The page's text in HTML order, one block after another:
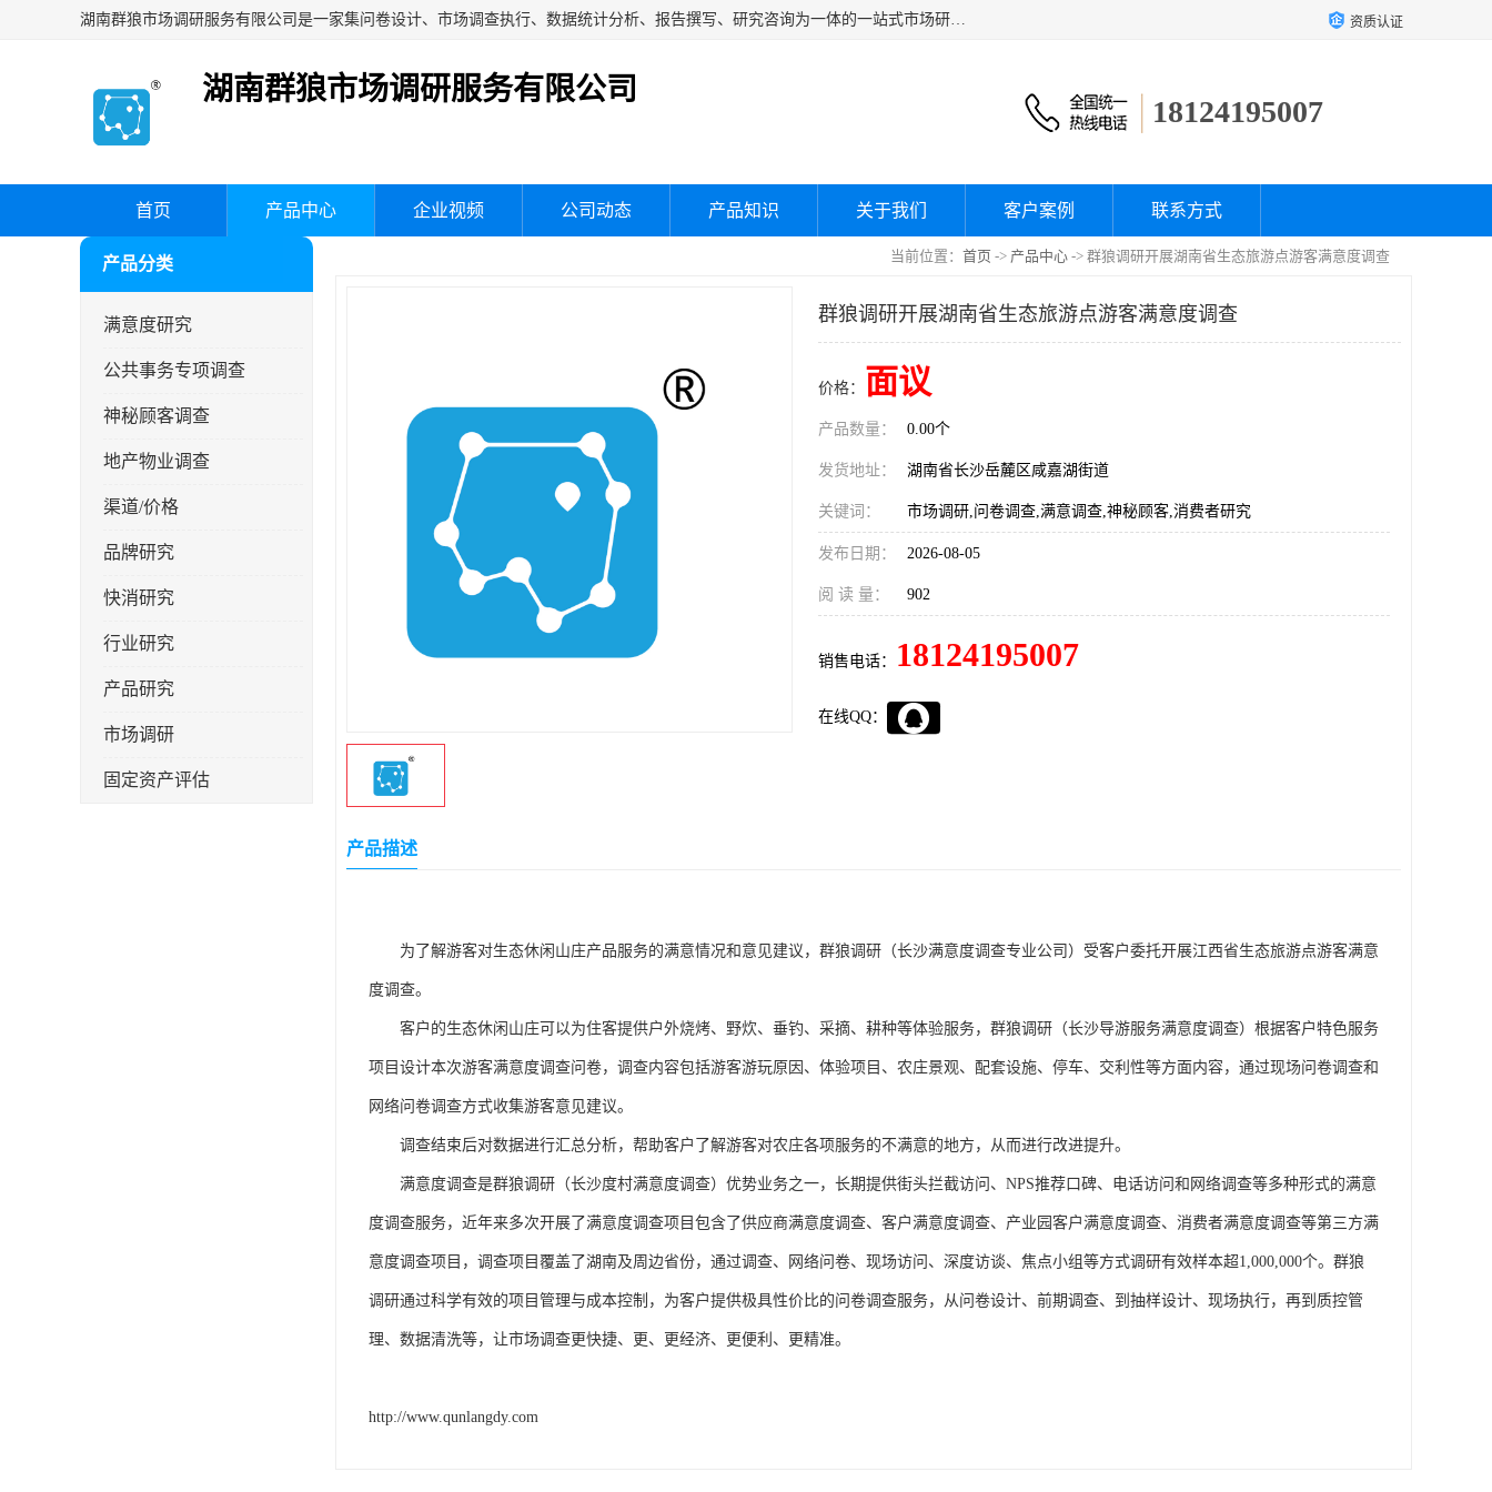
湖南群狼市场调研服务有限公司是一家集问卷设计、市场调查执行、数据统计分析、报告撰写、研究咨询为一体的一站式市场研究服务机构，主要服务：市场调研、三方评估、满意度研究、快消研究、地产物业调查、品牌研究、神秘顾客调查、行业研究、产品研究、公共事务专项调查等。 资质认证
湖南群狼市场调研服务有限公司
18124195007
首页 产品中心 企业视频 公司动态 产品知识 关于我们 客户案例 联系方式
当前位置： 首页 -> 产品中心 -> 群狼调研开展湖南省生态旅游点游客满意度调查
产品分类
满意度研究
公共事务专项调查
神秘顾客调查
地产物业调查
渠道/价格
品牌研究
快消研究
行业研究
产品研究
市场调研
固定资产评估
群狼调研开展湖南省生态旅游点游客满意度调查
价格： 面议
产品数量： 0.00个
发货地址： 湖南省长沙岳麓区咸嘉湖街道
关键词： 市场调研,问卷调查,满意调查,神秘顾客,消费者研究
发布日期： 2026-08-05
阅 读 量： 902
销售电话： 18124195007
在线QQ：
产品描述
为了解游客对生态休闲山庄产品服务的满意情况和意见建议， 群狼调研（长沙满意度调查专业公司） 受客户委托开展江西省生态旅游点游客满意
度调查。
客户的生态休闲山庄可以为住客提供户外烧烤、野炊、垂钓、采摘、耕种等体验服务， 群狼调研 （长沙导游服务满意度调查） 根据客户特色服务
项目设计本次游客满意度调查问卷，调查内容包括游客游玩原因、体验项目、农庄景观、配套设施、停车、交利性等方面内容，通过现场问卷调查和
网络问卷调查方式收集游客意见建议。
调查结束后对数据进行汇总分析，帮助客户了解游客对农庄各项服务的不满意的地方，从而进行改进提升。
满意度调查是群狼调研（长沙度村满意度调查） 优势业务之一，长期提供街头拦截访问、 NPS推荐口碑、电话访问和网络调查等多种形式的满意
度调查服务， 近年来多次开展了满意度调查项目包含了供应商满意度调查、客户满意度调查、产业园客户满意度调查、 消费者满意度调查等第三方满
意度调查项目，调查项目覆盖了湖南及周边省份，通过调查、网络问卷、 现场访问 、深度访谈、焦点小组等方式调研有效样本超1,000,000个。 群狼
调研通过科学有效的项目管理与成本控制，为客户提供极具性价比的问卷调查服务，从问卷设计、前期调查、到抽样设计、现场执行，再到质控管
理、数据清洗等，让市场调查更快捷、更、更经济、更便利、更精准。
http://www.qunlangdy.com